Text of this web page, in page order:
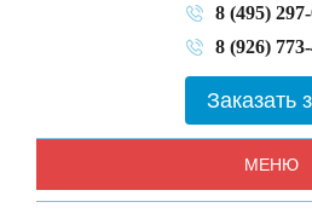
8 (495)
8 (926)
Заказать
МЕНЮ